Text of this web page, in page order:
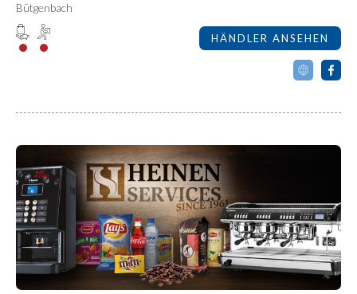
Bütgenbach
HÄNDLER ANSEHEN